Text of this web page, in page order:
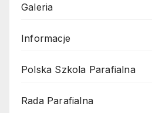
Galeria
Informacje
Polska Szkola Parafialna
Rada Parafialna